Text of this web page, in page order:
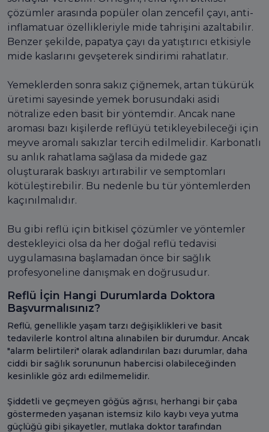
çözümler arasında popüler olan zencefil çayı, anti-
inflamatuar özellikleriyle mide tahrişini azaltabilir.
Benzer şekilde, papatya çayı da yatıştırıcı etkisiyle
mide kaslarını gevşeterek sindirimi rahatlatır.
Yemeklerden sonra sakız çiğnemek, artan tükürük
üretimi sayesinde yemek borusundaki asidi
nötralize eden basit bir yöntemdir. Ancak nane
aroması bazı kişilerde reflüyü tetikleyebileceği için
meyve aromalı sakızlar tercih edilmelidir. Karbonatlı
su anlık rahatlama sağlasa da midede gaz
oluşturarak baskıyı artırabilir ve semptomları
kötüleştirebilir. Bu nedenle bu tür yöntemlerden
kaçınılmalıdır.
Bu gibi reflü için bitkisel çözümler ve yöntemler
destekleyici olsa da her doğal reflü tedavisi
uygulamasına başlamadan önce bir sağlık
profesyoneline danışmak en doğrusudur.
Reflü İçin Hangi Durumlarda Doktora
Başvurmalısınız?
Reflü, genellikle yaşam tarzı değişiklikleri ve basit
tedavilerle kontrol altına alınabilen bir durumdur. Ancak
"alarm belirtileri" olarak adlandırılan bazı durumlar, daha
ciddi bir sağlık sorununun habercisi olabileceğinden
kesinlikle göz ardı edilmemelidir.
Şiddetli ve geçmeyen göğüs ağrısı, herhangi bir çaba
göstermeden yaşanan istemsiz kilo kaybı veya yutma
güçlüğü gibi şikayetler, mutlaka doktor tarafından